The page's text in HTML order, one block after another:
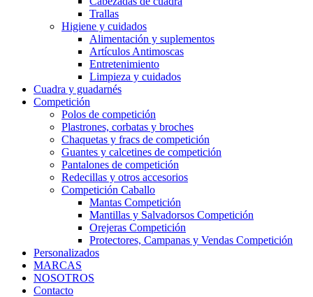
Trallas
Higiene y cuidados
Alimentación y suplementos
Artículos Antimoscas
Entretenimiento
Limpieza y cuidados
Cuadra y guadarnés
Competición
Polos de competición
Plastrones, corbatas y broches
Chaquetas y fracs de competición
Guantes y calcetines de competición
Pantalones de competición
Redecillas y otros accesorios
Competición Caballo
Mantas Competición
Mantillas y Salvadorsos Competición
Orejeras Competición
Protectores, Campanas y Vendas Competición
Personalizados
MARCAS
NOSOTROS
Contacto